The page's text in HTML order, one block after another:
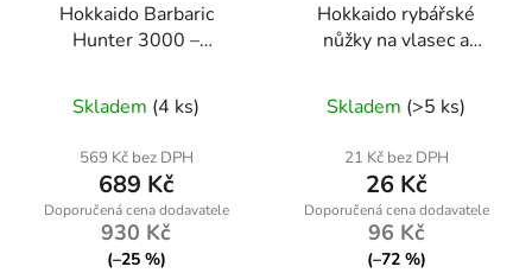
Hokkaido Barbaric
Hunter 3000 –
přední brzdou a
náhradní cívkou (9+1
ložisek)
Skladem (4 ks)
569 Kč bez DPH
689 Kč
930 Kč
(–25 %)
Hokkaido rybářské
nůžky na vlasec a
krytem
hodnocení
produktu
je
5,0
z
Skladem (>5 ks)
21 Kč bez DPH
26 Kč
96 Kč
(–72 %)